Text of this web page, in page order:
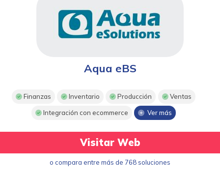
Aqua eBS
Finanzas Inventario Producción Ventas
Integración con ecommerce Ver más
Visitar Web
o compara entre más de 768 soluciones